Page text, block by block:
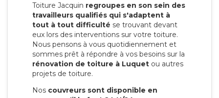
Toiture Jacquin regroupes en son sein des
travailleurs qualifiés qui s'adaptent à
tout à tout difficulté se trouvant devant
eux lors des interventions sur votre toiture.
Nous pensons à vous quotidiennement et
sommes prêt à répondre à vos besoins sur la
rénovation de toiture à Luquet ou autres
projets de toiture.
Nos couvreurs sont disponible en